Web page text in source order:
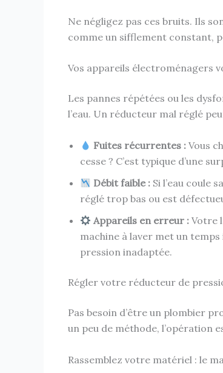
Ne négligez pas ces bruits. Ils
comme un sifflement constant,
Vos appareils électroménagers
Les pannes répétées ou les
l’eau. Un réducteur mal réglé
Fuites récurrentes : Vous
cesse ? C’est typique d’une
Débit faible : Si l’eau coule
réglé trop bas ou est
Appareils en erreur : Votre
machine à laver met un
pression inadaptée.
Régler votre réducteur de
Pas besoin d’être un plombier
un peu de méthode, l’opération
Rassemblez votre matériel : le